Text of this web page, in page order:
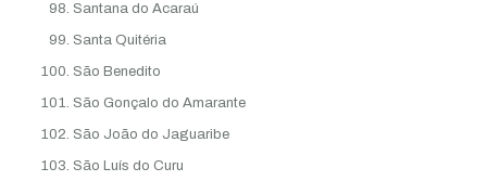
Santana do Acaraú
Santa Quitéria
São Benedito
São Gonçalo do Amarante
São João do Jaguaribe
São Luís do Curu